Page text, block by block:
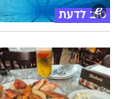
טוב לדעת